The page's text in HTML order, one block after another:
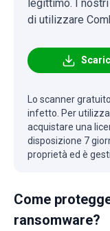
legittimo. I
di utilizzare
Lo scanner
infetto. Per
acquistare una
disposizione 7
proprietà ed è
Come
ransomware?